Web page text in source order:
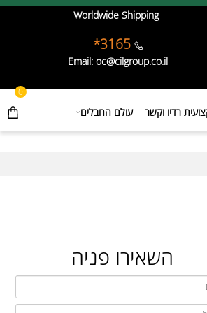
Worldwide Shipping
3165*
Email: oc@cilgroup.co.il
0
רדיו וקשר עולם החבלים
השאירו פניה